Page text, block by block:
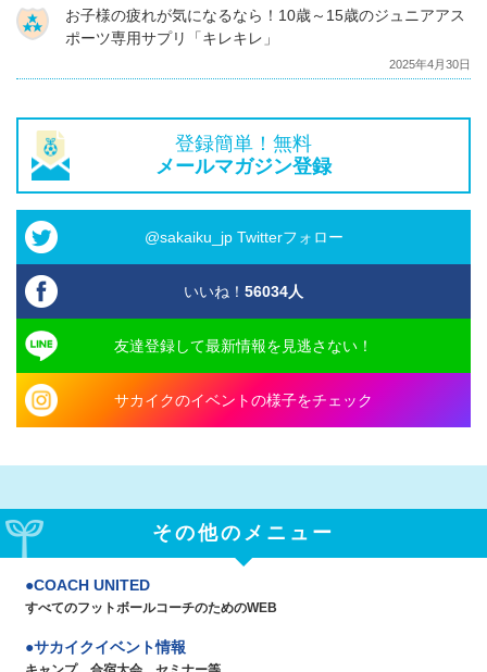
お子様の疲れが気になるなら！10歳～15歳のジュニアアス
ポーツ専用サプリ「キレキレ」
2025年4月30日
登録簡単！無料
メールマガジン登録
@sakaiku_jp Twitterフォロー
いいね！ 56034人
友達登録して最新情報を見逃さない！
サカイクのイベントの様子をチェック
その他のメニュー
COACH UNITED
すべてのフットボールコーチのためのWEB
サカイクイベント情報